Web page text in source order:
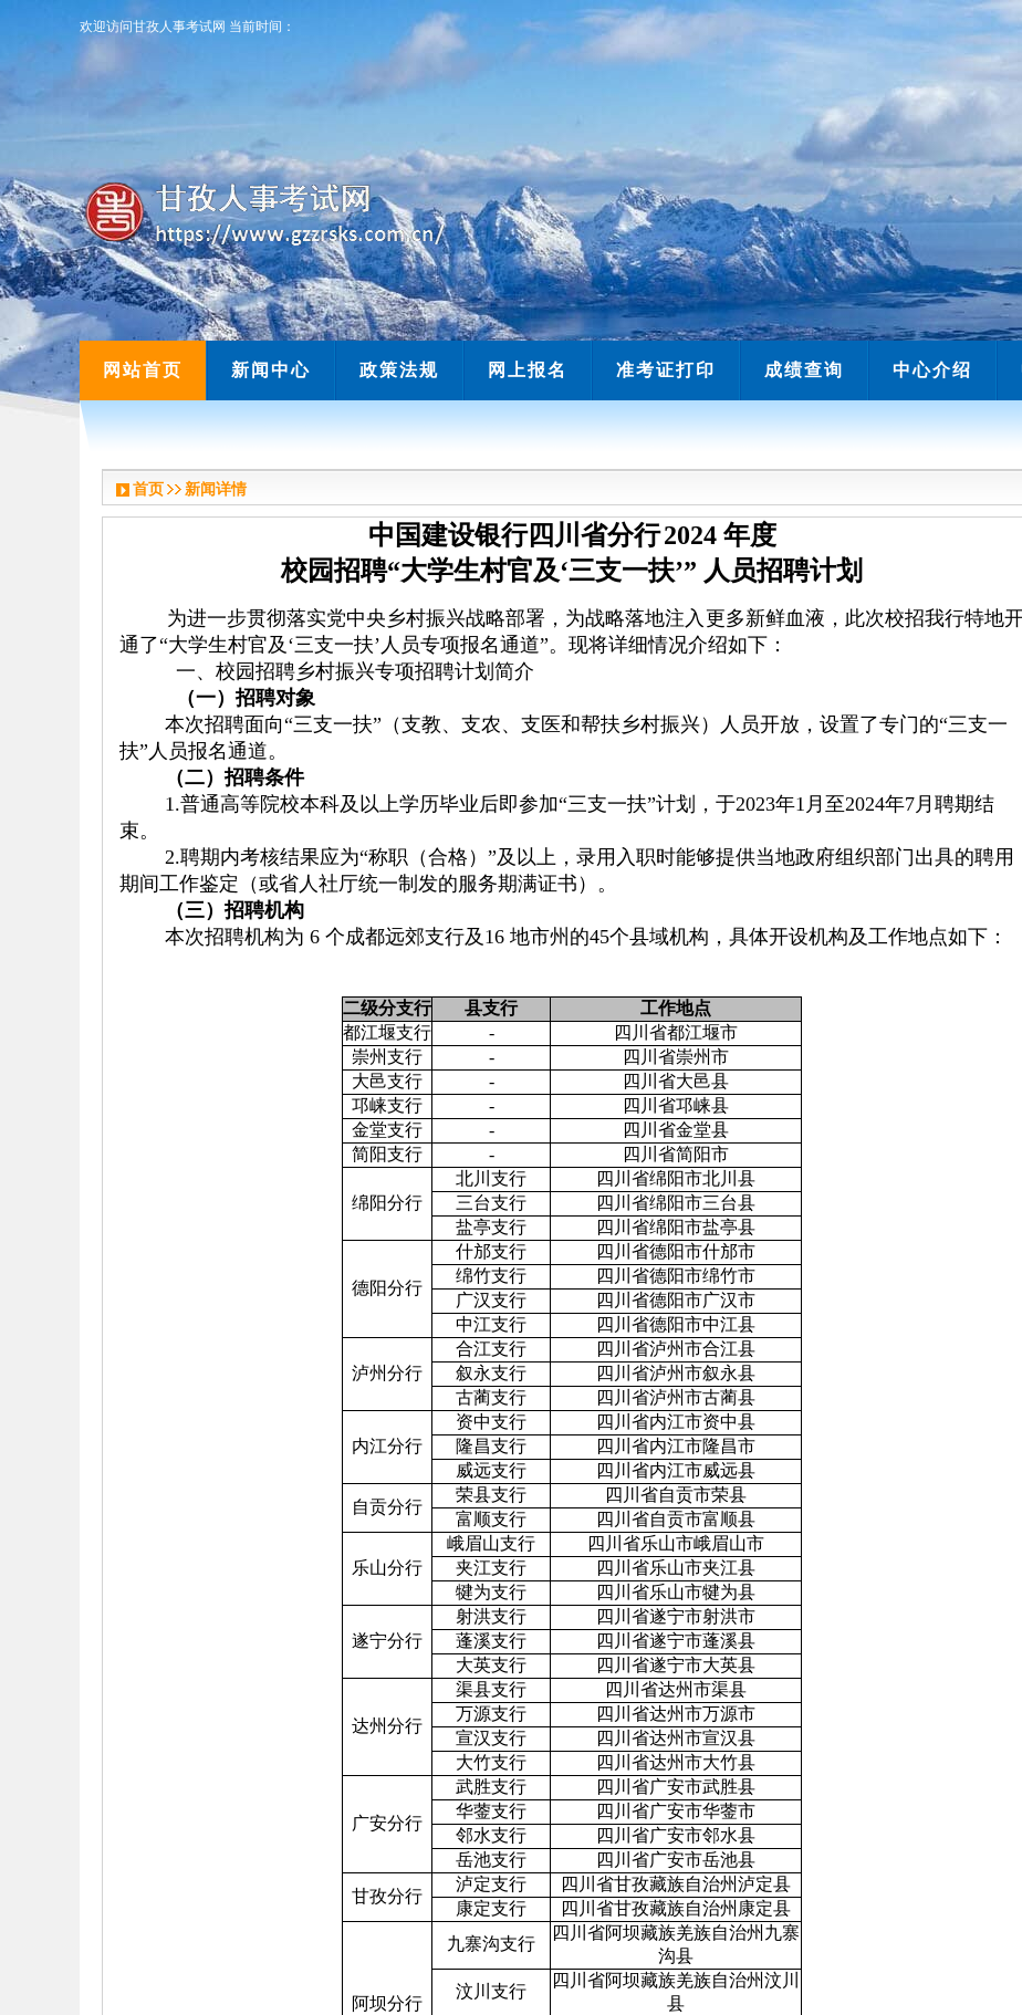
欢迎访问甘孜人事考试网 当前时间：
网站首页 新闻中心 政策法规 网上报名 准考证打印 成绩查询 中心介绍
欢迎访问甘孜人事考试网 当前时间：
首页 新闻详情
中国建设银行四川省分行2024 年度
校园招聘“大学生村官及‘三支一扶’” 人员招聘计划
为进一步贯彻落实党中央乡村振兴战略部署，为战略落地注入更多新鲜血液，此次校招我行特地
通了“大学生村官及‘三支一扶’人员专项报名通道”。现将详细情况介绍如下：
一、校园招聘乡村振兴专项招聘计划简介
（一）招聘对象
本次招聘面向“三支一扶”（支教、支农、支医和帮扶乡村振兴）人员开放，设置了专门的“三支一
扶”人员报名通道。
（二）招聘条件
1.普通高等院校本科及以上学历毕业后即参加“三支一扶”计划，于2023年1月至2024年7月聘期结
束。
2.聘期内考核结果应为“称职（合格）”及以上，录用入职时能够提供当地政府组织部门出具的聘用
期间工作鉴定（或省人社厅统一制发的服务期满证书）。
（三）招聘机构
本次招聘机构为 6 个成都远郊支行及16 地市州的45个县域机构，具体开设机构及工作地点如下：
二级分支行 县支行
工作地点
都江堰支行
-
四川省都江堰市
崇州支行
-
四川省崇州市
大邑支行
-
四川省大邑县
邛崃支行
-
四川省邛崃县
金堂支行
-
四川省金堂县
简阳支行
- 四川省简阳市
绵阳分行
北川支行
四川省绵阳市北川县
三台支行
四川省绵阳市三台县
盐亭支行
四川省绵阳市盐亭县
德阳分行
什邡支行
四川省德阳市什邡市
绵竹支行
四川省德阳市绵竹市
广汉支行
四川省德阳市广汉市
中江支行
四川省德阳市中江县
泸州分行
合江支行
四川省泸州市合江县
叙永支行
四川省泸州市叙永县
古蔺支行
四川省泸州市古蔺县
内江分行
资中支行
四川省内江市资中县
隆昌支行
四川省内江市隆昌市
威远支行
四川省内江市威远县
自贡分行
荣县支行
四川省自贡市荣县
富顺支行
四川省自贡市富顺县
乐山分行
峨眉山支行
四川省乐山市峨眉山市
夹江支行
四川省乐山市夹江县
犍为支行
四川省乐山市犍为县
遂宁分行
射洪支行
四川省遂宁市射洪市
蓬溪支行
四川省遂宁市蓬溪县
大英支行
四川省遂宁市大英县
达州分行
渠县支行
四川省达州市渠县
万源支行
四川省达州市万源市
宣汉支行
四川省达州市宣汉县
大竹支行
四川省达州市大竹县
广安分行
武胜支行
四川省广安市武胜县
华蓥支行
四川省广安市华蓥市
邻水支行
四川省广安市邻水县
岳池支行
四川省广安市岳池县
甘孜分行
泸定支行
四川省甘孜藏族自治州泸定县
康定支行
四川省甘孜藏族自治州康定县
阿坝分行
九寨沟支行
四川省阿坝藏族羌族自治州九寨
沟县
汶川支行
四川省阿坝藏族羌族自治州汶川
县